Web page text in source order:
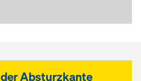
Absturzkante